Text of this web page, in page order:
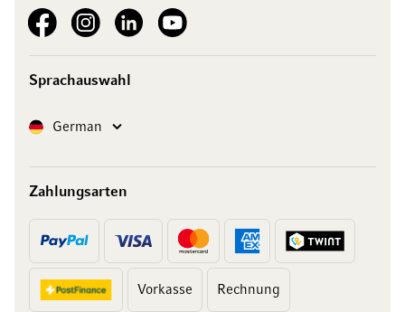
See our FacebookSee our Instagram account
See our LinkedInSee our YouTube channel
Sprachauswahl
SpracheGerman
Zahlungsarten
Vorkasse Rechnung